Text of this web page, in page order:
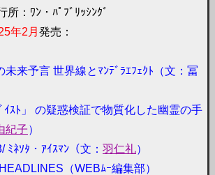
所：ﾜﾝ・ﾊﾟﾌﾞﾘｯｼﾝｸﾞ
年2月 発売：
来予言 世界線とﾏﾝﾃﾞﾗｴﾌｪｸﾄ（文：冨
ｲｽﾄ」 の疑惑検証で物質化した幽霊の手
紀子）
ﾈｿﾀ・ｱｲｽﾏﾝ（文： 羽仁礼）
（WEBﾑｰ編集部）